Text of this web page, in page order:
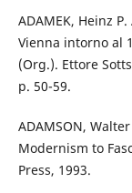
ADAMEK, Heinz
Vienna intorno al
(Org.). Ettore
p. 50-59.
ADAMSON,
Modernism to
Press, 1993.